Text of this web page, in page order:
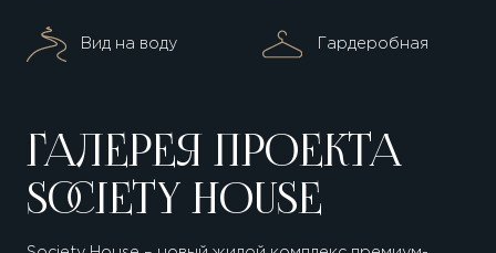
Вид на воду Гардеробная
ГАЛЕРЕЯ ПРОЕКТА
SOCIETY HOUSE